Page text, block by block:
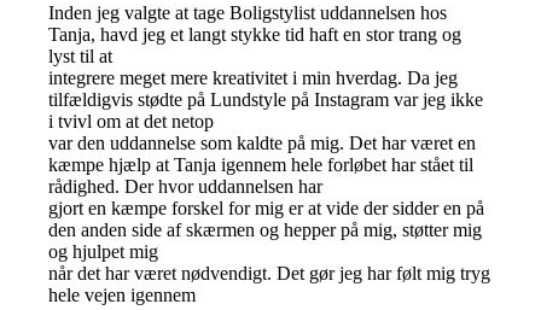
Inden jeg valgte at tage Boligstylist uddannelsen hos
Tanja, havd jeg et langt stykke tid haft en stor trang og
lyst til at
integrere meget mere kreativitet i min hverdag. Da jeg
tilfældigvis stødte på Lundstyle på Instagram var jeg ikke
i tvivl om at det netop
var den uddannelse som kaldte på mig. Det har været en
kæmpe hjælp at Tanja igennem hele forløbet har stået til
rådighed. Der hvor uddannelsen har
gjort en kæmpe forskel for mig er at vide der sidder en på
den anden side af skærmen og hepper på mig, støtter mig
og hjulpet mig
når det har været nødvendigt. Det gør jeg har følt mig tryg
hele vejen igennem